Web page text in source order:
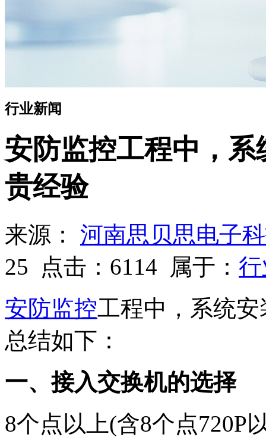
行业新闻
安防监控工程中，
贵经验
来源：
河南思贝思电子
25
点击： 6114 属于：
安防监控工程中，系统
总结如下：
一、接入交换机的选择
8个点以上(含8个点720P